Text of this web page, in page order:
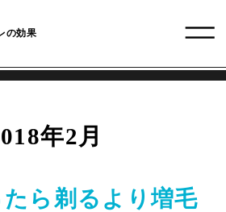
の効果
年2月
ら剃るより増毛